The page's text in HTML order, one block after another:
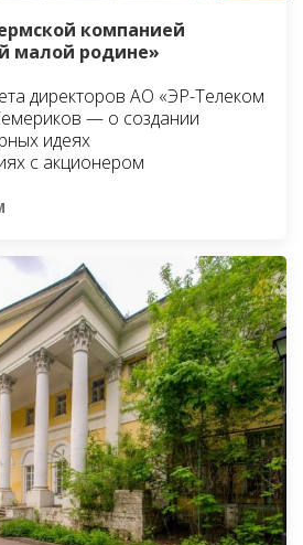
компанией
малой родине»
директоров АО «ЭР-Телеком
— о создании
идеях
с акционером